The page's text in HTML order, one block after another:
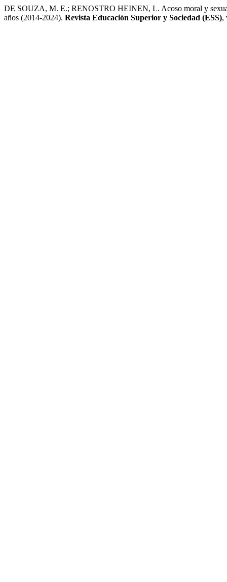
DE SOUZA, M. E.; RENOSTRO HEINEN, L. Acoso moral y sexual
años (2014-2024). Revista Educación Superior y Sociedad (ESS),